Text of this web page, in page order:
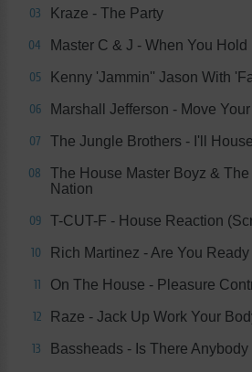
03 Kraze - The Party
04 Master C & J - When You Hold
05 Kenny 'Jammin'' Jason With
06 Marshall Jefferson - Move
07 The Jungle Brothers - I'll
08
The House Master Boyz &
Nation
09 T-CUT-F - House Reaction
10 Rich Martinez - Are You Ready
11 On The House - Pleasure
12 Raze - Jack Up Work Your
13 Bassheads - Is There Anybody